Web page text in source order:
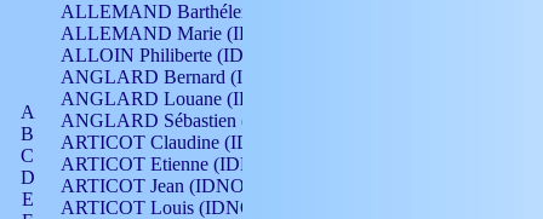
A
B
C
D
E
ALLEMAND Barthélemy (IDNO 330)
ALLEMAND Marie (IDNO 165)
ALLOIN Philiberte (IDNO 449)
ANGLARD Bernard (IDNO 4)
ANGLARD Louane (IDNO 4)
ANGLARD Sébastien (IDNO 4)
ARTICOT Claudine (IDNO 105)
ARTICOT Etienne (IDNO 420)
ARTICOT Jean (IDNO 210)
ARTICOT Louis (IDNO 420)